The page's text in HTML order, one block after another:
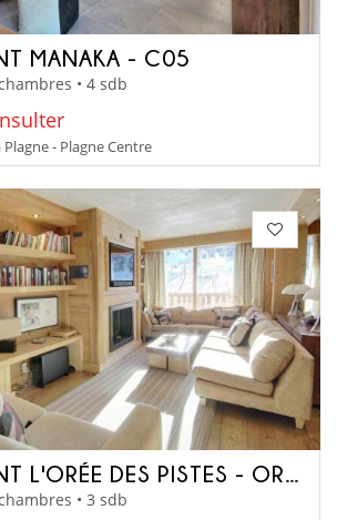
MANAKA - C05
• 4 sdb
- Plagne Centre
APPARTEMENT L'ORÉE DES PISTES - OREECOMO
• 3 sdb